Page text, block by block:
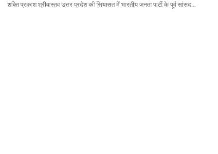
शक्ति प्रकाश श्रीवास्तव उत्तर प्रदेश की सियासत में भारतीय जनता पार्टी के पूर्व सांसद...